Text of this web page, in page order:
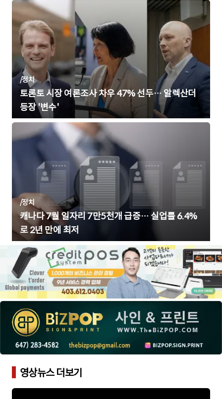
/정치
토론토 시장 여론조사 차우 47% 선두… 알렉산더
등장 '변수'
/정치
캐나다 7월 일자리 7만5천개 급증… 실업률 6.4%
로 2년 만에 최저
영상뉴스 더보기